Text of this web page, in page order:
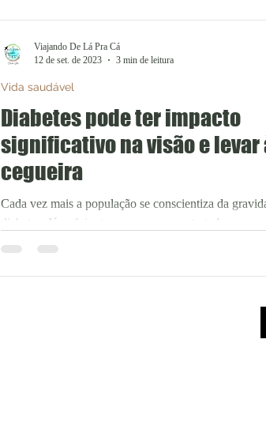
Diabetes pode ter impacto
significativo na visão e levar
cegueira
Cada vez mais a população se conscientiza da
diabetes. Já se foi o tempo em que era tratada apenas
Vida saudável
Viajando De Lá Pra Cá
12 de set. de 2023
3 min de leitura